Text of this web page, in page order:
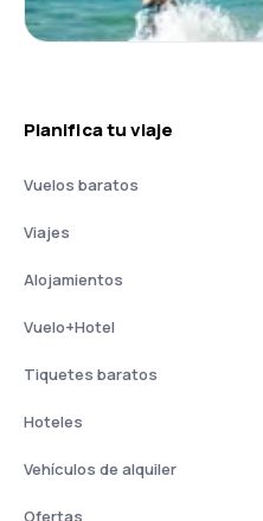
Planifica tu viaje
Vuelos baratos
Viajes
Alojamientos
Vuelo+Hotel
Tiquetes baratos
Hoteles
Vehículos de alquiler
Ofertas